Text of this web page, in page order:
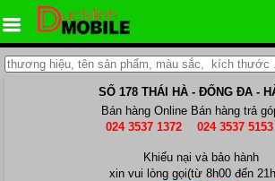
SỐ 178 THÁI HÀ - ĐỐNG ĐA -
Bán hàng Online
024 3537 1372
Bán hàng trả
024 3537 5153
Khiếu nại và bảo hành
xin vui lòng gọi(từ 8h00 đến